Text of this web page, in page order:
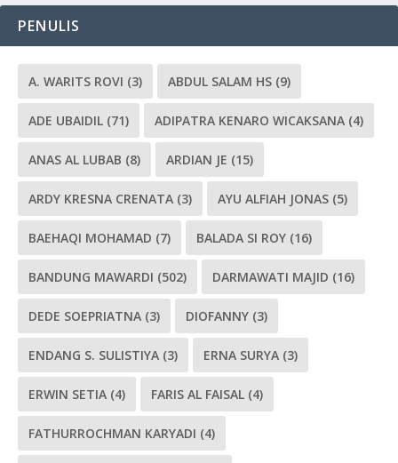
PENULIS
A. WARITS ROVI (3) ABDUL SALAM HS (9)
ADE UBAIDIL (71) ADIPATRA KENARO WICAKSANA (4)
ANAS AL LUBAB (8) ARDIAN JE (15)
ARDY KRESNA CRENATA (3) AYU ALFIAH JONAS (5)
BAEHAQI MOHAMAD (7) BALADA SI ROY (16)
BANDUNG MAWARDI (502) DARMAWATI MAJID (16)
DEDE SOEPRIATNA (3) DIOFANNY (3)
ENDANG S. SULISTIYA (3) ERNA SURYA (3)
ERWIN SETIA (4) FARIS AL FAISAL (4)
FATHURROCHMAN KARYADI (4)